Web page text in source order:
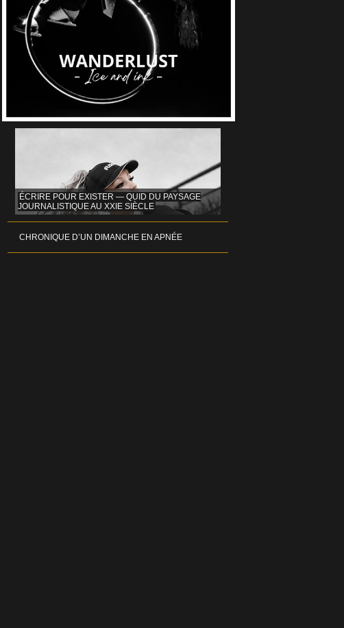
ÉCRIRE POUR EXISTER — QUID DU PAYSAGE
JOURNALISTIQUE AU XXIE SIÈCLE
CHRONIQUE D’UN DIMANCHE EN APNÉE